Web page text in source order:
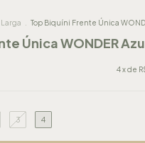
Top Biquíni Frente Única
Única WONDER
4x de
3 4